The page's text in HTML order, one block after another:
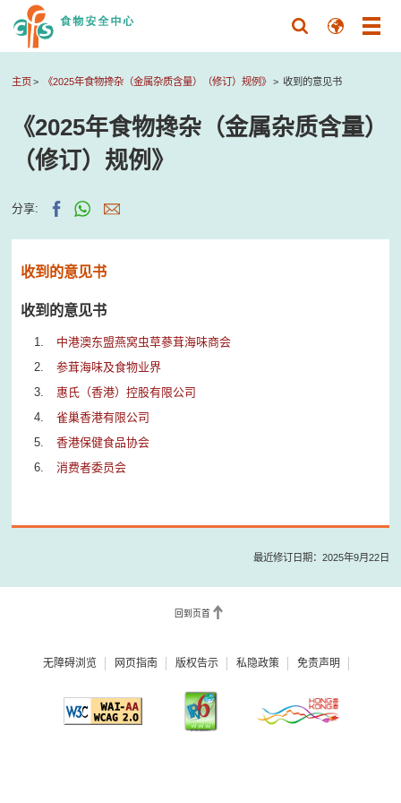
主页 《2025年食物搀杂（金属杂质含量）（修订）规例》 收到的意见书
《2025年食物搀杂（金属杂质含量）
（修订）规例》
分享:
收到的意见书
收到的意见书
中港澳东盟燕窝虫草蔘茸海味商会
参茸海味及食物业界
惠氏（香港）控股有限公司
雀巢香港有限公司
香港保健食品协会
消费者委员会
最近修订日期：2025年9月22日
回到页首
无障碍浏览 网页指南 版权告示 私隐政策 免责声明